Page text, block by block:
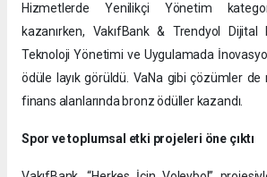
Hizmetlerde Yenilikçi Yönetim
kazanırken, VakıfBank & Trendyol Dijital
Teknoloji Yönetimi ve Uygulamada
ödüle layık görüldü. VaNa gibi çözümler
finans alanlarında bronz ödüller kazandı.
Spor ve toplumsal etki projeleri öne çıktı